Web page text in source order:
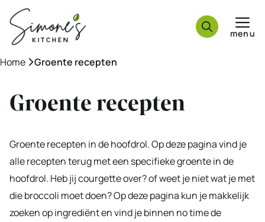
naar
inhoud
menu
Home »Groente recepten
Groente recepten
Groente recepten in de hoofdrol. Op deze pagina vind je
alle recepten terug met een specifieke groente in de
hoofdrol. Heb jij courgette over? of weet je niet wat je met
die broccoli moet doen? Op deze pagina kun je makkelijk
zoeken op ingrediënt en vind je binnen no time de